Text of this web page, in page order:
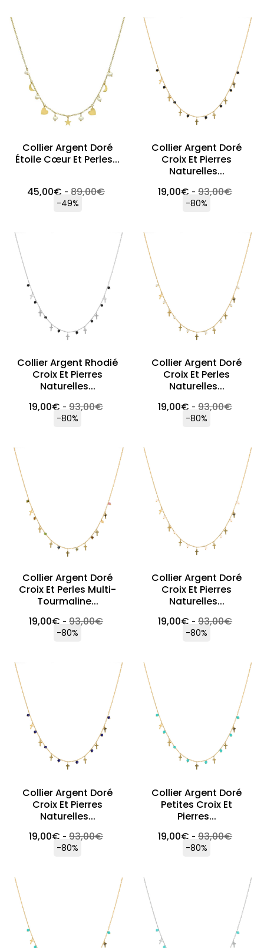
Collier Argent Doré
Étoile Cœur Et Perles...
45,00€ -89,00€
-49%
Collier Argent Doré
Croix Et Pierres
Naturelles...
19,00€ -93,00€
-80%
Collier Argent Rhodié
Croix Et Pierres
Naturelles...
19,00€ -93,00€
-80%
Collier Argent Doré
Croix Et Perles
Naturelles...
19,00€ -93,00€
-80%
Collier Argent Doré
Croix Et Perles Multi-
Tourmaline...
19,00€ -93,00€
-80%
Collier Argent Doré
Croix Et Pierres
Naturelles...
19,00€ -93,00€
-80%
Collier Argent Doré
Croix Et Pierres
Naturelles...
19,00€ -93,00€
-80%
Collier Argent Doré
Petites Croix Et
Pierres...
19,00€ -93,00€
-80%